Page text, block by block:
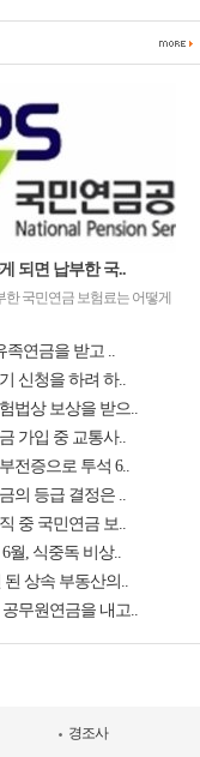
되면 납부한 국..
한 국민연금 보험료는 어떻게
족연금을 받고 ..
신청을 하려 하..
법상 보상을 받으..
가입 중 교통사..
전증으로 투석 6..
의 등급 결정은 ..
중 국민연금 보..
월, 식중독 비상..
된 상속 부동산의..
무원연금을 내고..
경조사